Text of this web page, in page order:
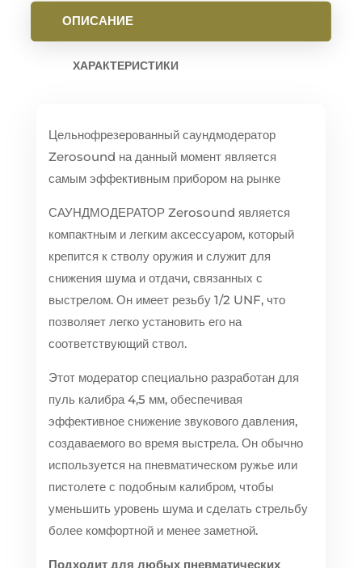
ОПИСАНИЕ
ХАРАКТЕРИСТИКИ
Цельнофрезерованный саундмодератор
Zerosound на данный момент является
самым эффективным прибором на рынке
САУНДМОДЕРАТОР Zerosound является
компактным и легким аксессуаром, который
крепится к стволу оружия и служит для
снижения шума и отдачи, связанных с
выстрелом. Он имеет резьбу 1/2 UNF, что
позволяет легко установить его на
соответствующий ствол.
Этот модератор специально разработан для
пуль калибра 4,5 мм, обеспечивая
эффективное снижение звукового давления,
создаваемого во время выстрела. Он обычно
используется на пневматическом ружье или
пистолете с подобным калибром, чтобы
уменьшить уровень шума и сделать стрельбу
более комфортной и менее заметной.
Подходит для любых пневматических